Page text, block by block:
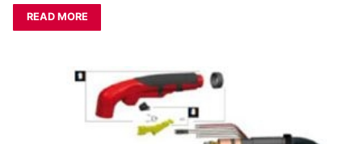
READ MORE